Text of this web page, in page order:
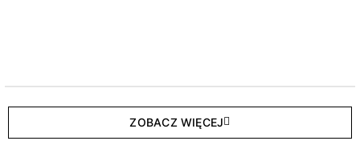
ZOBACZ WIĘCEJ